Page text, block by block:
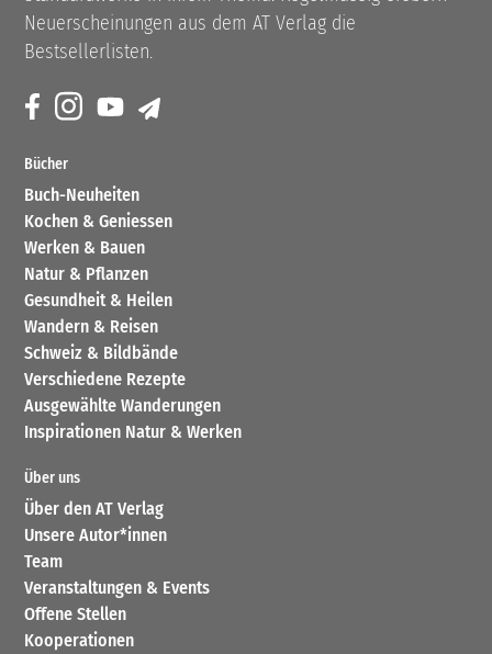
Neuerscheinungen aus dem AT Verlag die
Bestsellerlisten.
Bücher
Buch-Neuheiten
Kochen & Geniessen
Werken & Bauen
Natur & Pflanzen
Gesundheit & Heilen
Wandern & Reisen
Schweiz & Bildbände
Verschiedene Rezepte
Ausgewählte Wanderungen
Inspirationen Natur & Werken
Über uns
Über den AT Verlag
Unsere Autor*innen
Team
Veranstaltungen & Events
Offene Stellen
Kooperationen